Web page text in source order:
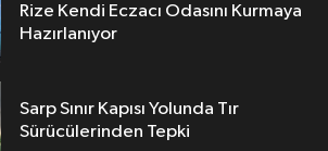
Rize Kendi Eczacı Odasını Kurmaya
Hazırlanıyor
Sarp Sınır Kapısı Yolunda Tır
Sürücülerinden Tepki